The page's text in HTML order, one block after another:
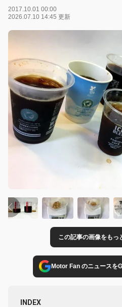
2017.10.01 00:00
2026.07.10 14:45 更新
この記事の画像をもっ
Motor Fan のニュースを
INDEX